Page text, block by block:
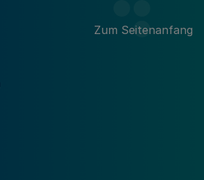
Zum Seitenanfang